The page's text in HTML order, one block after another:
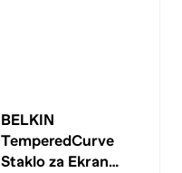
BELKIN
TemperedCurve
Staklo za Ekran